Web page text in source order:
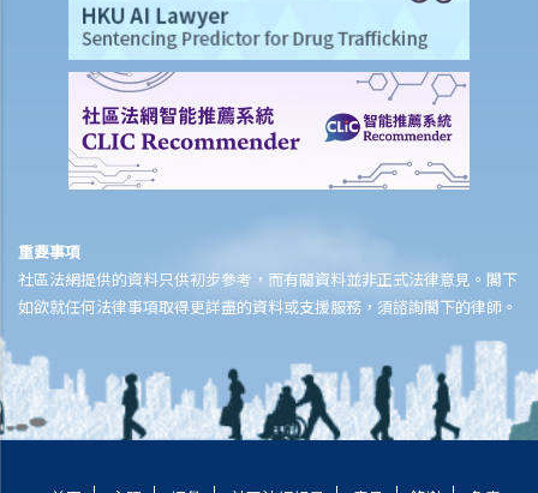
4. 遺產管理書 (在無遺囑而去世的情況下)
1. 如果有人根據優先次序中有權獲得遺產管理書，但他失蹤了或拒絕申
請遺產管理書。另一個人可以申請嗎？他需要做什麼？
2. 我父親的表親去世前沒有訂立遺囑。他未婚，沒有子女。他的兄弟姐
嗎？
2. 程序
1. 如果立遺囑人在生前公開表示已經訂立遺囑，但在其死後未能找到遺
囑，是否可以申請遺產管理書？
5. 遺產管理書（附有遺囑）
2. 程序
重要事項
社區法網提供的資料只供初步參考，而有關資料並非正式法律意見。閣下
如欲就任何法律事項取得更詳盡的資料或支援服務，須諮詢閣下的律師。